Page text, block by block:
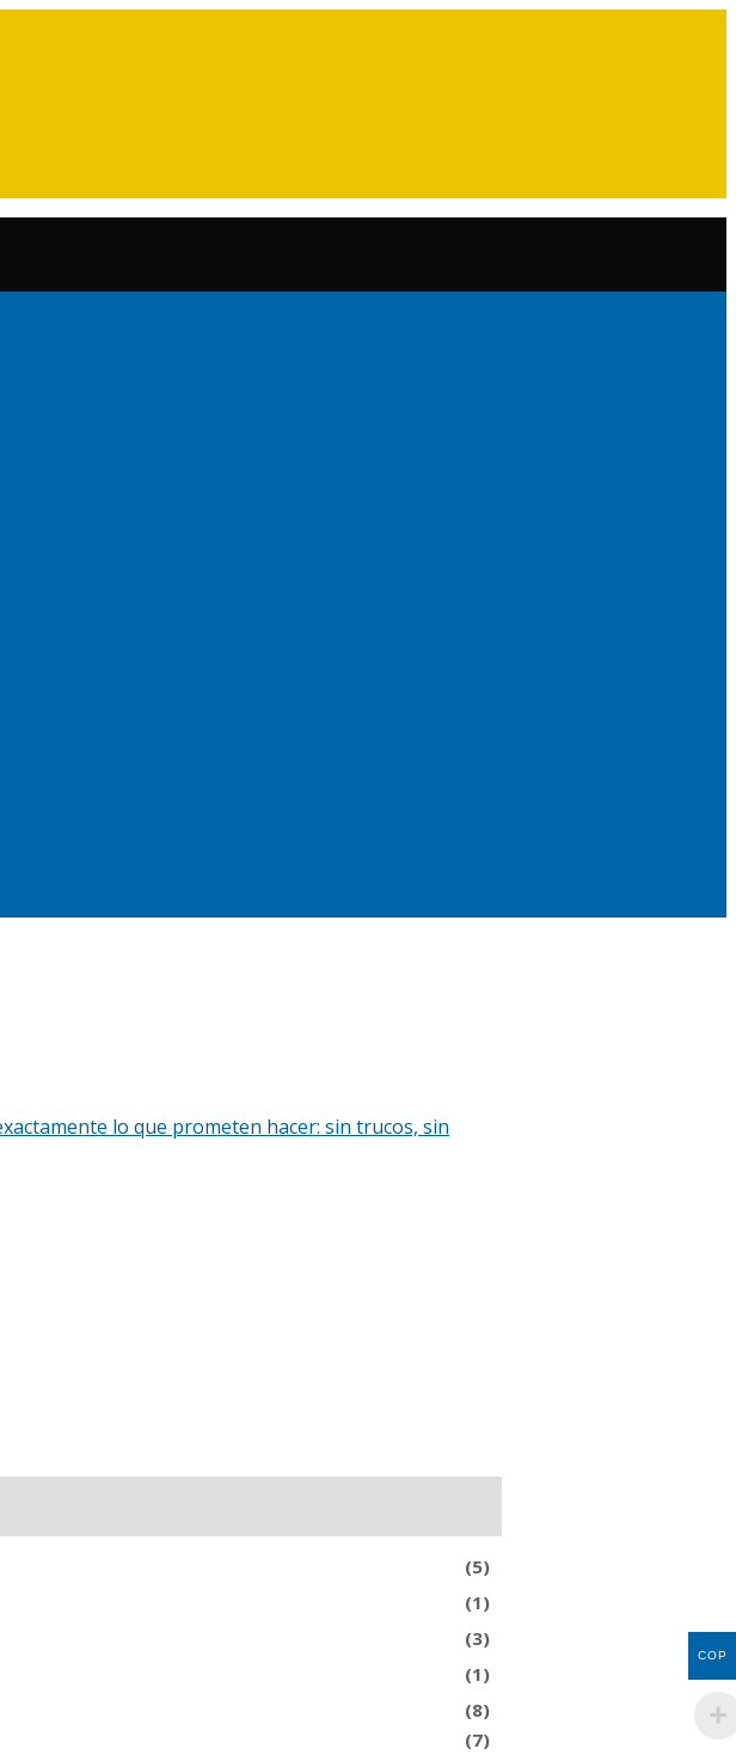
lo que prometen hacer: sin trucos, sin
(5)
(1)
(3)
(1)
(8)
(7)
COP